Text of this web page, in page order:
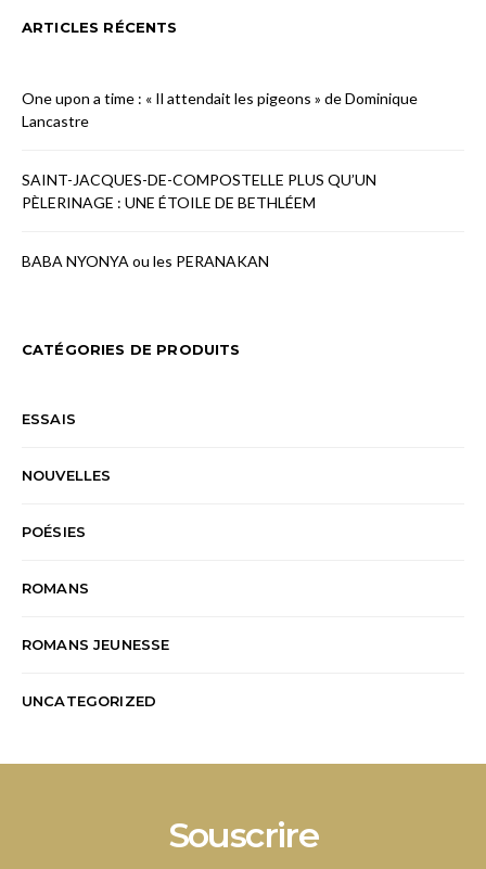
ARTICLES RÉCENTS
One upon a time : « Il attendait les pigeons » de Dominique
Lancastre
SAINT-JACQUES-DE-COMPOSTELLE PLUS QU’UN
PÈLERINAGE : UNE ÉTOILE DE BETHLÉEM
BABA NYONYA ou les PERANAKAN
CATÉGORIES DE PRODUITS
ESSAIS
NOUVELLES
POÉSIES
ROMANS
ROMANS JEUNESSE
UNCATEGORIZED
Souscrire